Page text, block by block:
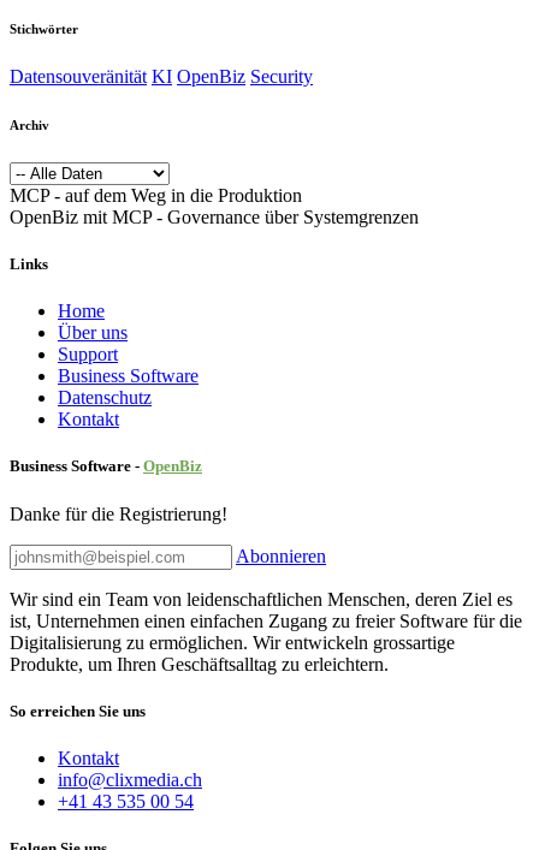
Stichwörter
Datensouveränität KI OpenBiz Security
Archiv
MCP - auf dem Weg in die Produktion
OpenBiz mit MCP - Governance über Systemgrenzen
Links
Home
Über uns
Sup​port
Business Software
Datenschutz
Kontakt
Business Software - OpenBiz
Danke für die Registrierung!
Abonnieren
Wir sind ein Team von leidenschaftlichen Menschen, deren Ziel es
ist, Unternehmen einen einfachen Zugang zu freier Software für die
Digitalisierung zu ermöglichen. Wir entwickeln grossartige
Produkte, um Ihren Geschäftsalltag zu erleichtern.
So erreichen Sie uns
Kontakt
info@clixmedia.ch
+41 43 535 00 54